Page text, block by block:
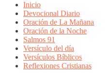
Inicio
Devocional Diario
Oración de La Mañana
Oración de la Noche
Salmos 91
Versículo del día
Versículos Bíblicos
Reflexiones Cristianas